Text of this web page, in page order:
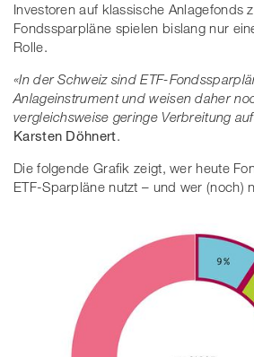
Investoren auf klassische Anlagefonds
Fondssparpläne spielen bislang nur
Rolle.
«In der Schweiz sind ETF-
Anlageinstrument und weisen daher
vergleichsweise geringe Verbreitung
Karsten Döhnert.
Die folgende Grafik zeigt, wer heute
ETF-Sparpläne nutzt – und wer (noch)